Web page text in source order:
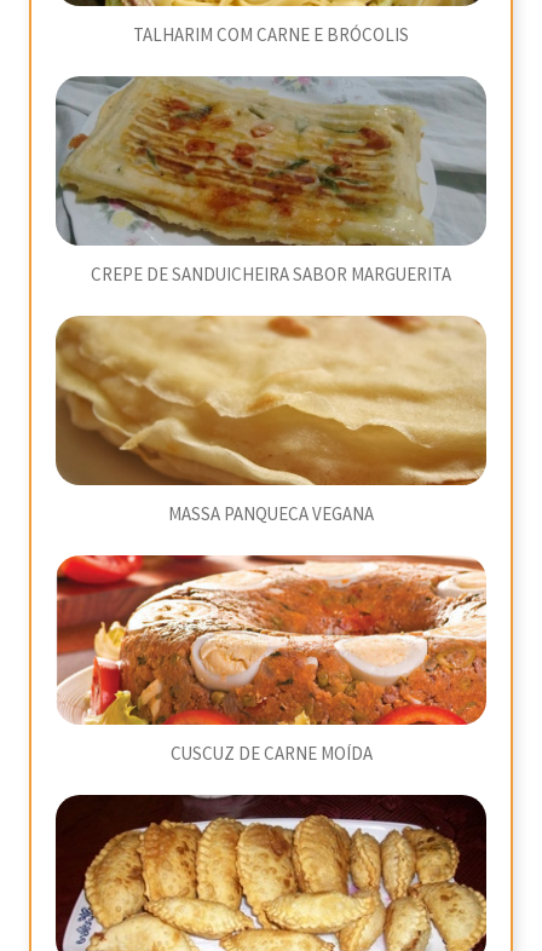
TALHARIM COM CARNE E BRÓCOLIS
CREPE DE SANDUICHEIRA SABOR MARGUERITA
MASSA PANQUECA VEGANA
CUSCUZ DE CARNE MOÍDA